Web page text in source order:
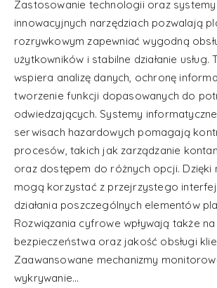
Zastosowanie technologii oraz
innowacyjnych narzędziach pozwalają
rozrywkowym zapewniać wygodną
użytkowników i stabilne działanie usług.
wspiera analizę danych, ochronę
tworzenie funkcji dopasowanych do
odwiedzających. Systemy
serwisach hazardowych pomagają
procesów, takich jak zarządzanie
oraz dostępem do różnych opcji. Dzięki
mogą korzystać z przejrzystego
działania poszczególnych elementów
Rozwiązania cyfrowe wpływają także
bezpieczeństwa oraz jakość obsługi
Zaawansowane mechanizmy
wykrywanie...